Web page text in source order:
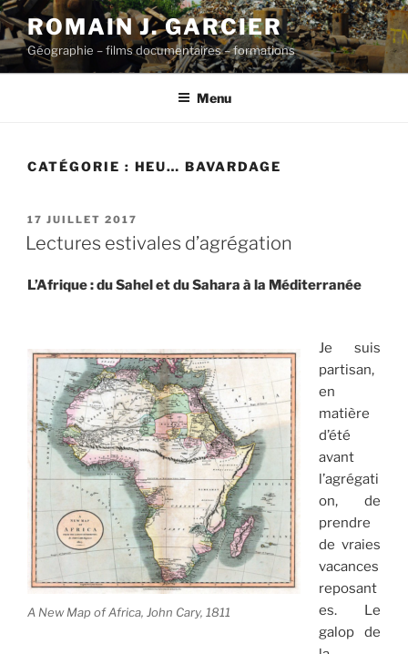
Aller
au
contenu
principal
ROMAIN J. GARCIER
Géographie – films documentaires – formations
Menu
CATÉGORIE : HEU… BAVARDAGE
PUBLIÉ
LE
17 JUILLET 2017
Lectures estivales d’agrégation
L’Afrique : du Sahel et du Sahara à la Méditerranée
A New Map of Africa, John Cary, 1811
Je suis
partisan,
en
matière
d’été
avant
l’agrégati
on, de
prendre
de vraies
vacances
reposant
es. Le
galop de